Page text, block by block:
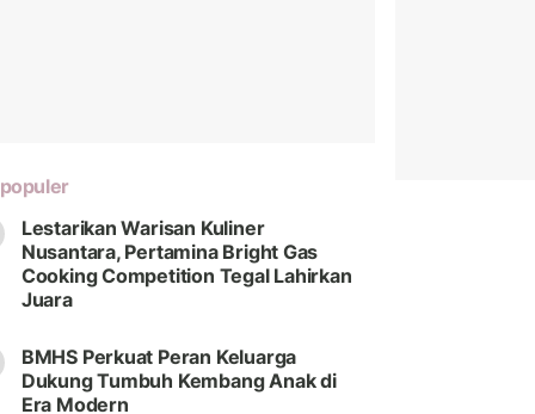
Lestarikan Warisan Kuliner
Nusantara, Pertamina Bright Gas
Cooking Competition Tegal Lahirkan
Juara
BMHS Perkuat Peran Keluarga
Dukung Tumbuh Kembang Anak di
Era Modern